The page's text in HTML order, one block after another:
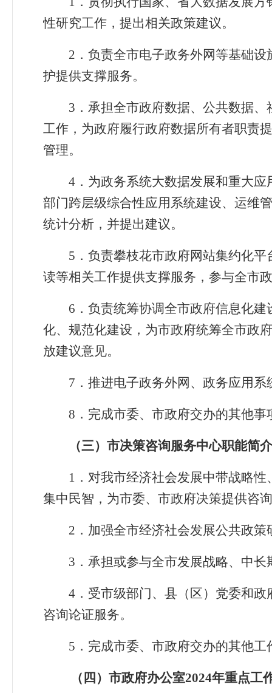
性研究工作，提出相关政策建议。
2 ． 负责全市电子政务外网等基础
护提供支撑服务。
3 ． 承担全市政府数据、公共数据
工作，为政府履行政府数据所有者职责
管理。
4 ． 为政务系统大数据发展和重大
部门跨层级综合性应用系统建设、运维
统计分析，并提出建议。
5 ． 负责攀枝花市政府网站集约化
读等相关工作提供支撑服务，参与全市
6 ． 负责统筹协调全市政府信息化
化、规范化建设，为市政府统筹全市政
放建议意见。
7 ． 推进电子政务外网、政务应用
8 ． 完成市委、市政府交办的其他事
（三）市决策咨询服务中心职能简
1 ． 对我市经济社会发展中带战略
集中民智，为市委、市政府决策提供咨
2 ． 加强全市经济社会发展公共政策
3 ． 承担或参与全市发展战略、中
4 ． 受市级部门、县（区）党委和
咨询论证服务。
5 ． 完成市委、市政府交办的其他工
（ 四 ） 市政府办公室2024年重点工